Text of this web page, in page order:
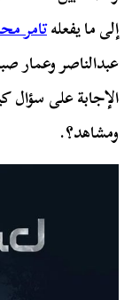
إلى ما يفعلهتامر
عبدالناصر وعمار
الإجابة على سؤال
ومشاهد؟.